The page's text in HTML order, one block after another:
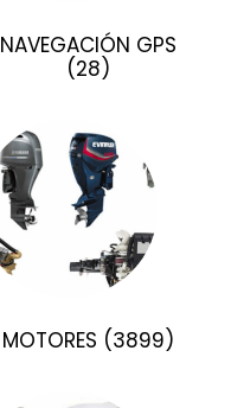
NAVEGACIÓN GPS
(28)
MOTORES (3899)